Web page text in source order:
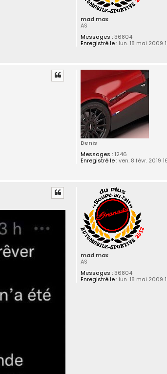
mad max
AS
Messages :36804
Enregistré le :lun. 18 mai 2009
Denis
Messages :1246
Enregistré le :ven. 8 févr. 2019
mad max
AS
Messages :36804
Enregistré le :lun. 18 mai 2009